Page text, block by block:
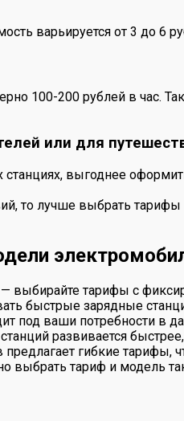
варьируется от 3 до 6
100-200 рублей в час.
или для
выгоднее
то лучше выбрать
выбирайте тарифы с
быстрые зарядные
под ваши потребности в
развивается
гибкие
выбрать тариф и модель